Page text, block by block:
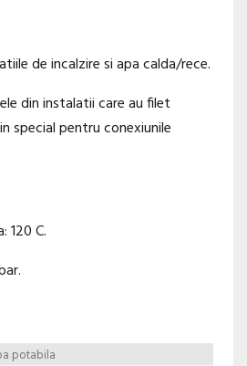
de incalzire si apa calda/rece.
din instalatii care au filet
special pentru conexiunile
120 C.
potabila